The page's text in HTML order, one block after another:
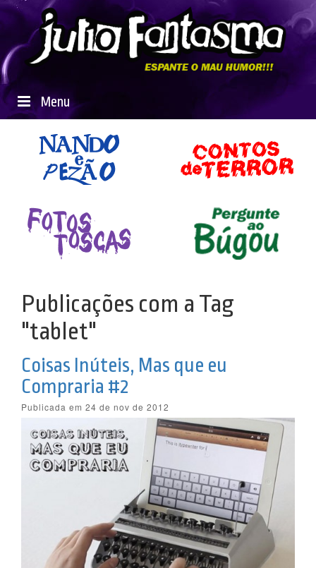
Menu
Publicações com a Tag
"tablet"
Coisas Inúteis, Mas que eu
Compraria #2
Publicada em 24 de nov de 2012